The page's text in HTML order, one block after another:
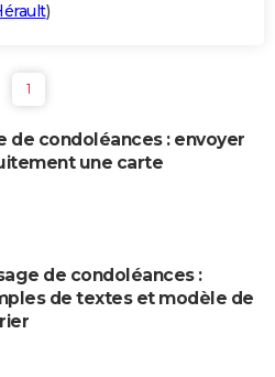
)
1
de condoléances : envoyer
une carte
de condoléances :
de textes et modèle de